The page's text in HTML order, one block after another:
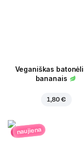
Veganiškas
bananais
1,80 €
naujiena